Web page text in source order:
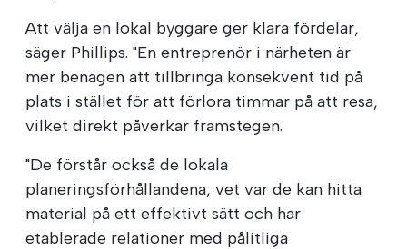
Att välja en lokal byggare ger klara fördelar,
säger Phillips. "En entreprenör i närheten är
mer benägen att tillbringa konsekvent tid på
plats i stället för att förlora timmar på att resa,
vilket direkt påverkar framstegen.
"De förstår också de lokala
planeringsförhållandena, vet var de kan hitta
material på ett effektivt sätt och har
etablerade relationer med pålitliga